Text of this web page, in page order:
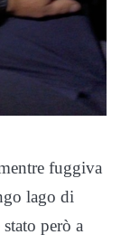
fuggiva
lago di
però a